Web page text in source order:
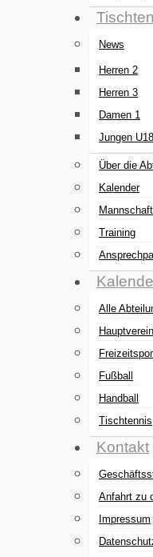
News
Herren 2
Herren 3
Damen 1
Jungen U18
Über die
Kalender
Training
Alle
Hauptverein
Fußball
Handball
Tischtennis
Kontakt
Anfahrt zu
Impressum